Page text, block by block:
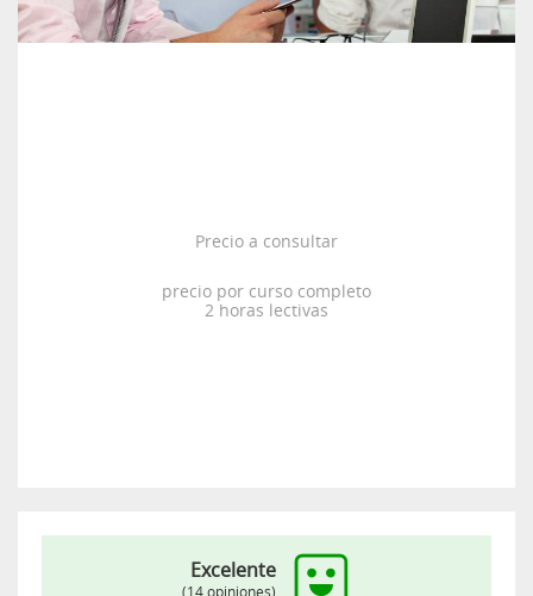
Precio a consultar
precio por curso completo
2 horas lectivas
Excelente
(14 opiniones)